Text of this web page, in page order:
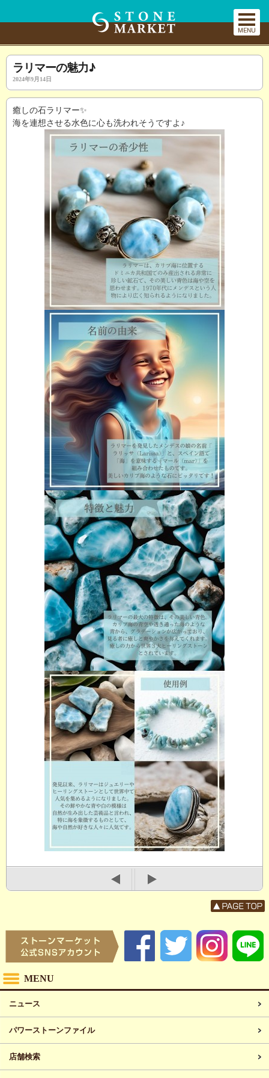
ラリマーの魅力♪
2024年9月14日
癒しの石ラリマー✨
海を連想させる水色に心も洗われそうですよ♪
MENU
ニュース
パワーストーンファイル
店舗検索